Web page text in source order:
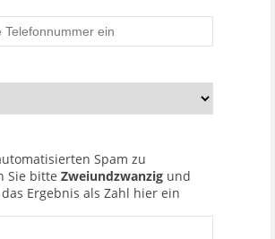
Spam zu
Sie bitte Zweiundzwanzig und
Ergebnis als Zahl hier ein